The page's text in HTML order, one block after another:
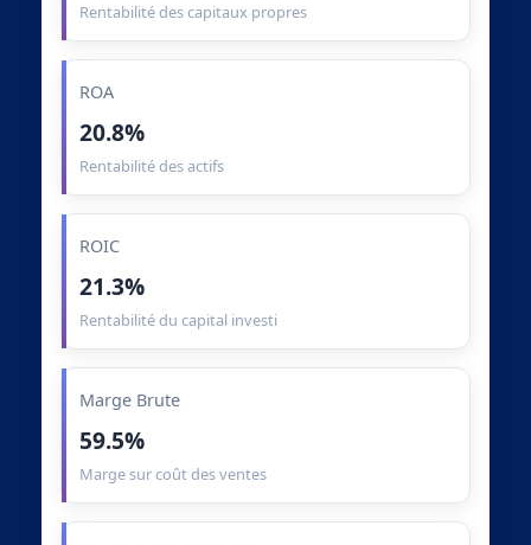
Rentabilité des capitaux propres
ROA
20.8%
Rentabilité des actifs
ROIC
21.3%
Rentabilité du capital investi
Marge Brute
59.5%
Marge sur coût des ventes